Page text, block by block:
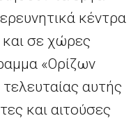
κέντρα
σε χώρες
«Ορίζων
αυτής
και αιτούσες